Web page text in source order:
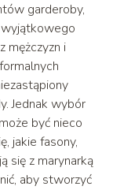
garderoby,
mężczyzn i
Jednak wybór
być nieco
jakie fasony,
się z marynarką
aby stworzyć